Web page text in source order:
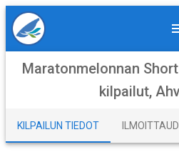
Maratonmelonnan
kilpailut,
KILPAILUN TIEDOT